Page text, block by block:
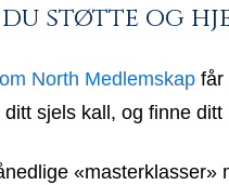
støtte og
North Medlemskap får
ditt sjels kall, og finne ditt